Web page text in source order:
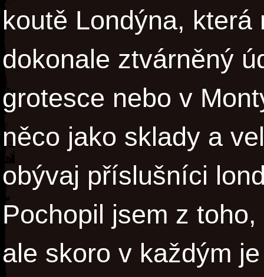
koutě Londýna,
dokonale ztvárněný
grotesce nebo v
něco jako sklady a
obývaj příslušníci
Pochopil jsem z
ale skoro v každým